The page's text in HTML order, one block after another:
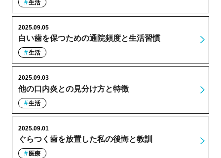
生活
白い歯を保つための通院頻度と生活習慣
2025.09.05
生活
他の口内炎との見分け方と特徴
2025.09.03
生活
ぐらつく歯を放置した私の後悔と教訓
2025.09.01
医療